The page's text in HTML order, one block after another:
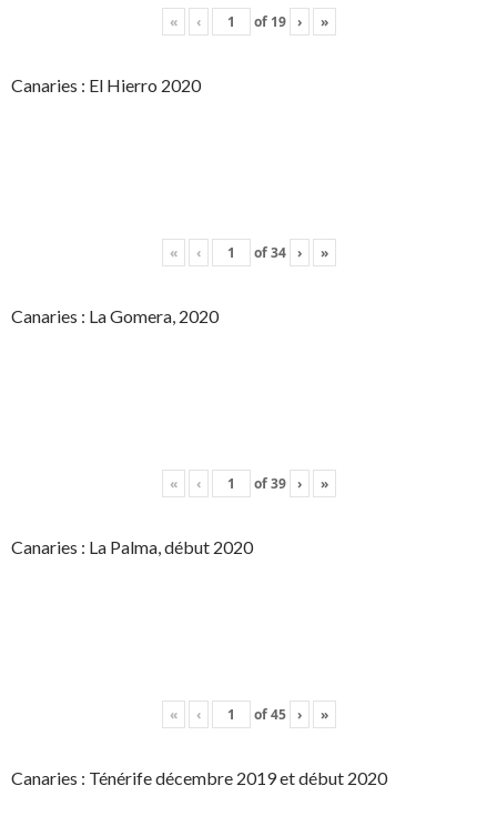
« ‹ of 19 › »
Canaries : El Hierro 2020
« ‹ of34 › »
Canaries : La Gomera, 2020
« ‹ of39 › »
Canaries : La Palma, début 2020
« ‹ of45 › »
Canaries : Ténérife décembre 2019 et début 2020